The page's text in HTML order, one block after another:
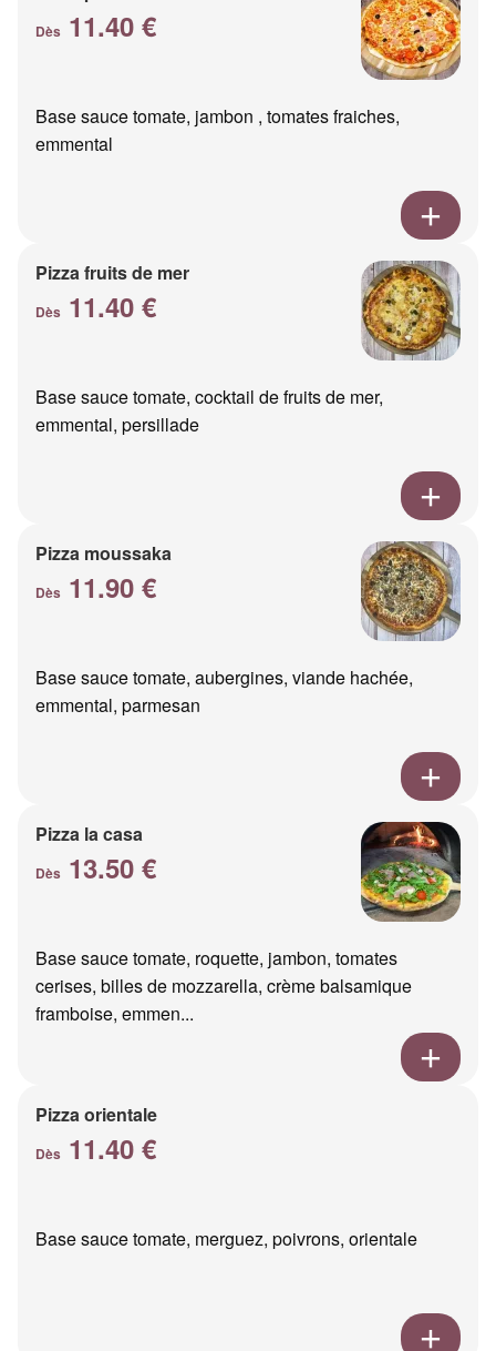
Dès 11.40 €
Base sauce tomate, jambon , tomates fraiches,
emmental
Pizza fruits de mer
Dès 11.40 €
Base sauce tomate, cocktail de fruits de mer,
emmental, persillade
Pizza moussaka
Dès 11.90 €
Base sauce tomate, aubergines, viande hachée,
emmental, parmesan
Pizza la casa
Dès 13.50 €
Base sauce tomate, roquette, jambon, tomates
cerises, billes de mozzarella, crème balsamique
framboise, emmen...
Pizza orientale
Dès 11.40 €
Base sauce tomate, merguez, poivrons, orientale